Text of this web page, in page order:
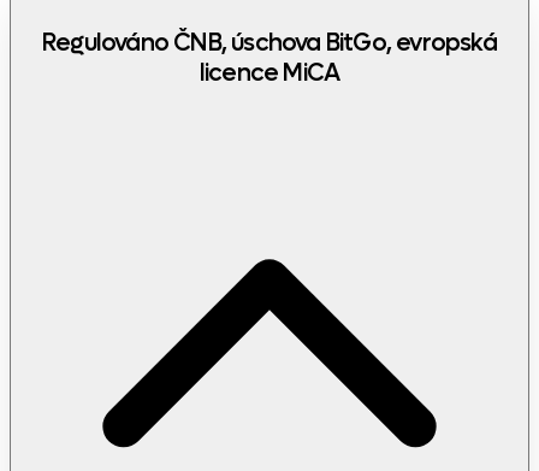
Regulováno ČNB, úschova BitGo, evropská
licence MiCA